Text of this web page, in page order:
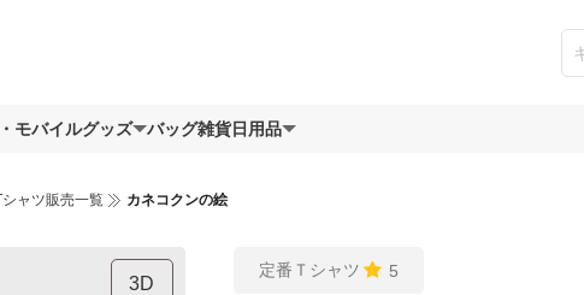
モバイルグッズ バッグ雑貨日用品
シャツ販売一覧 カネコクンの絵
3D
定番Ｔシャツ 5